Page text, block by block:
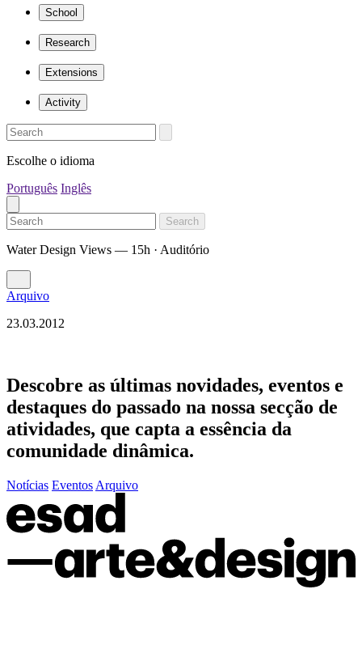
School
Research
Extensions
Activity
Escolhe o idioma
Português Inglês
Search
Water Design Views — 15h · Auditório
Arquivo
23.03.2012
Descobre as últimas novidades, eventos e
destaques do passado na nossa secção de
atividades, que capta a essência da
comunidade dinâmica.
Notícias Eventos Arquivo